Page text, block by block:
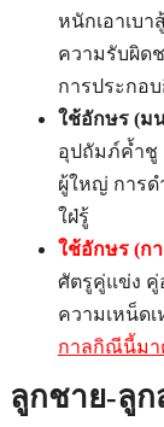
หนักเอาเบ
ความรับผิด
การประกอ
ใช้อักษร (ม
อุปถัมภ์ค้ำชู
ผู้ใหญ่ การด
ใฝ่รู้
ใช้อักษร (ก
ศัตรูคู่แข่ง คู่
ความเหน็ด
กาลกิณีนี้มา
ลูกชาย-ลู